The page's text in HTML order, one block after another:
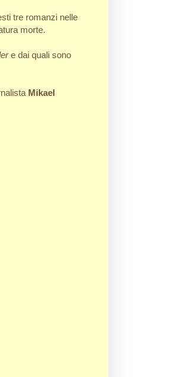
tre romanzi nelle
morte.
e dai quali sono
Mikael